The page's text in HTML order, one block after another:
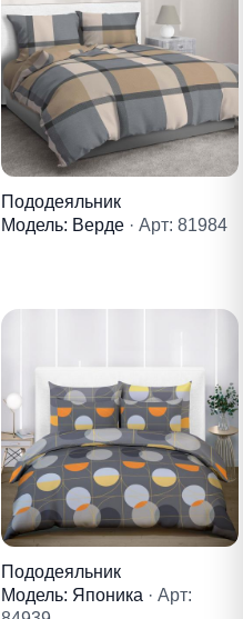
Пододеяльник
Модель: Верде · Арт: 81984
Пододеяльник
Модель: Японика · Арт: